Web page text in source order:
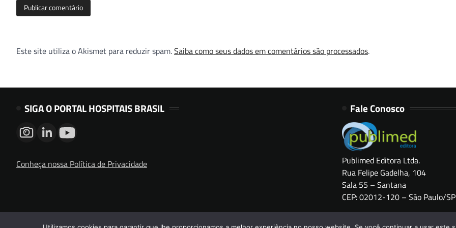
Este site utiliza o Akismet para reduzir spam.Saiba como seus dados em comentários são processados.
SIGA O PORTAL HOSPITAIS BRASIL
Conheça nossa Política de Privacidade
Fale Conosco
Publimed Editora Ltda.
Rua Felipe Gadelha, 104
Sala 55 – Santana
CEP: 02012-120 – São Paulo/SP